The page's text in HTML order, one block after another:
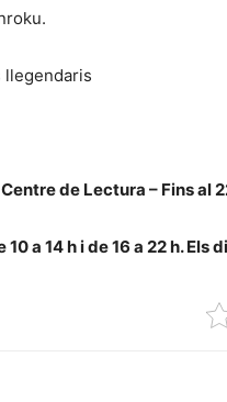
llegendaris
Centre de Lectura – Fins al
a 14 h i de 16 a 22 h. Els